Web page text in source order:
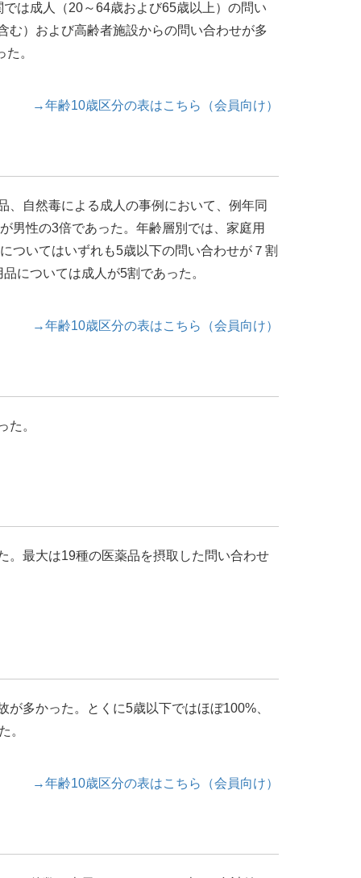
は成人（20～64歳および65歳以上）の問い
む）および高齢者施設からの問い合わせが多
。
→年齢10歳区分の表はこちら（会員向け）
自然毒による成人の事例において、例年同
男性の3倍であった。年齢層別では、家庭用
ついてはいずれも5歳以下の問い合わせが７割
については成人が5割であった。
→年齢10歳区分の表はこちら（会員向け）
た。
。最大は19種の医薬品を摂取した問い合わせ
多かった。とくに5歳以下ではほぼ100%、
。
→年齢10歳区分の表はこちら（会員向け）